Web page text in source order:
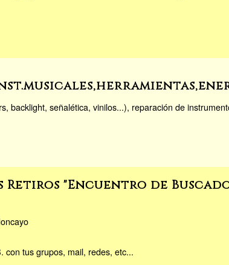
backlight, señalética, vinilos...), reparación de
Retiros "Encuentro de
con tus grupos, mail, redes, etc...